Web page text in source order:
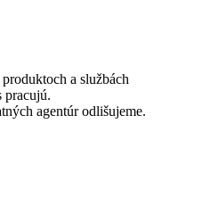
a službách
pracujú.
agentúr odlišujeme.